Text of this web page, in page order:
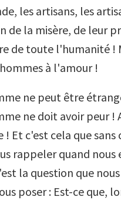
les artisans, les
de la misère, de leur
de toute l'humanité !
à l'amour !
ne peut être
ne doit avoir peur !
Et c'est cela que sans
rappeler quand nous
la question que
poser : Est-ce que,